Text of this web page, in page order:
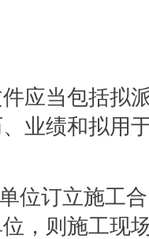
应当包括拟
业绩和拟用
位订立施工
，则施工现